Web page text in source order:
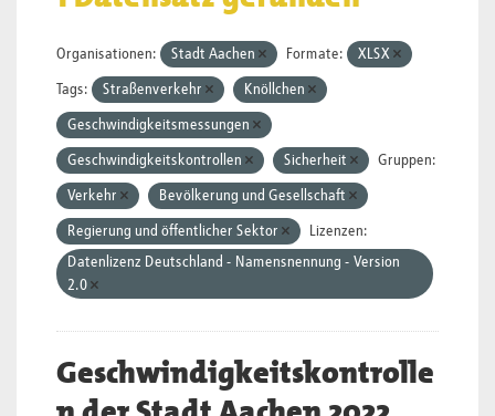
Organisationen: Stadt Aachen Formate: XLSX
Tags: Straßenverkehr Knöllchen
Geschwindigkeitsmessungen
Geschwindigkeitskontrollen Sicherheit Gruppen:
Verkehr Bevölkerung und Gesellschaft
Regierung und öffentlicher Sektor
Lizenzen:
Datenlizenz Deutschland - Namensnennung - Version
2.0
Geschwindigkeitskontrolle